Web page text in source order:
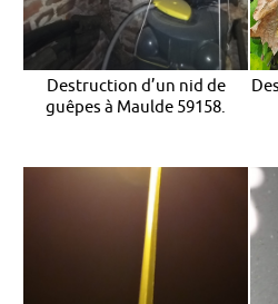
Destruction d’un nid de
guêpes à Maulde 59158.